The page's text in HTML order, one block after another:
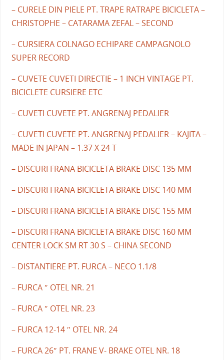
– CURELE DIN PIELE PT. TRAPE RATRAPE BICICLETA –
CHRISTOPHE – CATARAMA ZEFAL – SECOND
– CURSIERA COLNAGO ECHIPARE CAMPAGNOLO
SUPER RECORD
– CUVETE CUVETI DIRECTIE – 1 INCH VINTAGE PT.
BICICLETE CURSIERE ETC
– CUVETI CUVETE PT. ANGRENAJ PEDALIER
– CUVETI CUVETE PT. ANGRENAJ PEDALIER – KAJITA –
MADE IN JAPAN – 1.37 X 24 T
– DISCURI FRANA BICICLETA BRAKE DISC 135 MM
– DISCURI FRANA BICICLETA BRAKE DISC 140 MM
– DISCURI FRANA BICICLETA BRAKE DISC 155 MM
– DISCURI FRANA BICICLETA BRAKE DISC 160 MM
CENTER LOCK SM RT 30 S – CHINA SECOND
– DISTANTIERE PT. FURCA – NECO 1.1/8
– FURCA ″ OTEL NR. 21
– FURCA ″ OTEL NR. 23
– FURCA 12-14 ″ OTEL NR. 24
– FURCA 26″ PT. FRANE V- BRAKE OTEL NR. 18